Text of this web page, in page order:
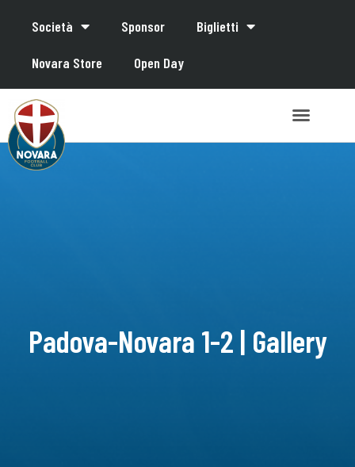
Società Sponsor Biglietti
Novara Store Open Day
Padova-Novara 1-2 | Gallery